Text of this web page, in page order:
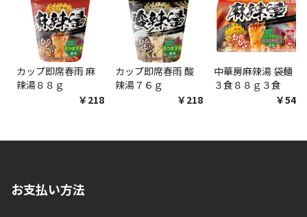
カップ即席春雨 麻
辣湯８８ｇ
￥218
カップ即席春雨 酸
辣湯７６ｇ
￥218
中華房麻辣湯 袋麺
３食８８ｇ３食
￥548
お支払い方法